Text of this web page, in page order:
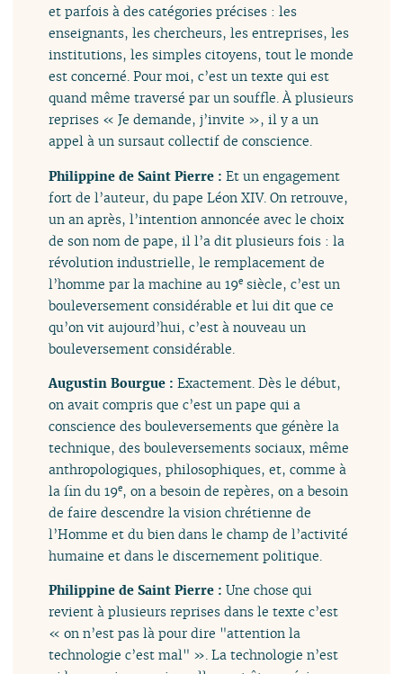
et parfois à des catégories précises : les
enseignants, les chercheurs, les entreprises, les
institutions, les simples citoyens, tout le monde
est concerné. Pour moi, c’est un texte qui est
quand même traversé par un souffle. À plusieurs
reprises « Je demande, j’invite », il y a un
appel à un sursaut collectif de conscience.
Philippine de Saint Pierre :Et un engagement
fort de l’auteur, du pape Léon XIV. On retrouve,
un an après, l’intention annoncée avec le choix
de son nom de pape, il l’a dit plusieurs fois : la
révolution industrielle, le remplacement de
l’homme par la machine au 19e siècle, c’est un
bouleversement considérable et lui dit que ce
qu’on vit aujourd’hui, c’est à nouveau un
bouleversement considérable.
Augustin Bourgue :Exactement. Dès le début,
on avait compris que c’est un pape qui a
conscience des bouleversements que génère la
technique, des bouleversements sociaux, même
anthropologiques, philosophiques, et, comme à
la fin du 19e, on a besoin de repères, on a besoin
de faire descendre la vision chrétienne de
l’Homme et du bien dans le champ de l’activité
humaine et dans le discernement politique.
Philippine de Saint Pierre :Une chose qui
revient à plusieurs reprises dans le texte c’est
« on n’est pas là pour dire "attention la
technologie c’est mal" ». La technologie n’est